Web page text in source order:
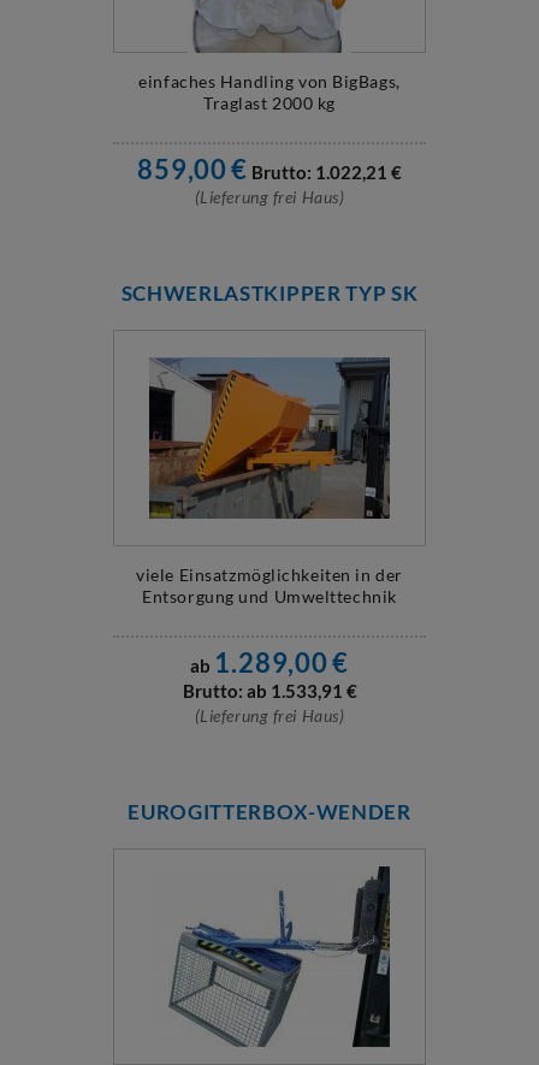
einfaches Handling von BigBags,
Traglast 2000 kg
859,00€ Brutto: 1.022,21 €
(Lieferung frei Haus)
SCHWERLASTKIPPER TYP SK
viele Einsatzmöglichkeiten in der
Entsorgung und Umwelttechnik
ab 1.289,00€
Brutto: ab 1.533,91 €
(Lieferung frei Haus)
EUROGITTERBOX-WENDER